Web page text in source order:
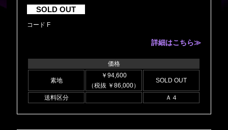
SOLD OUT
コード F
詳細はこちら≫
価格
素地
￥94,600
（税抜 ￥86,000）
SOLD OUT
送料区分 Ａ４